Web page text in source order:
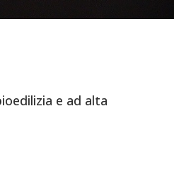
e ad alta